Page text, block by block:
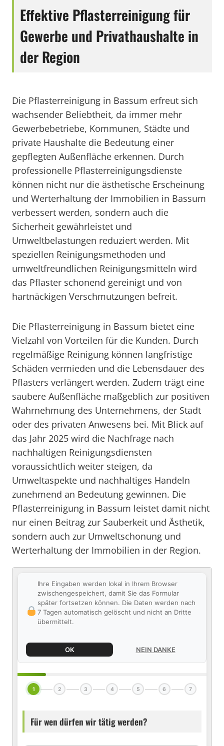
Effektive Pflasterreinigung für
Gewerbe und Privathaushalte in
der Region
Die Pflasterreinigung in Bassum erfreut sich
wachsender Beliebtheit, da immer mehr
Gewerbebetriebe, Kommunen, Städte und
private Haushalte die Bedeutung einer
gepflegten Außenfläche erkennen. Durch
professionelle Pflasterreinigungsdienste
können nicht nur die ästhetische Erscheinung
und Werterhaltung der Immobilien in Bassum
verbessert werden, sondern auch die
Sicherheit gewährleistet und
Umweltbelastungen reduziert werden. Mit
speziellen Reinigungsmethoden und
umweltfreundlichen Reinigungsmitteln wird
das Pflaster schonend gereinigt und von
hartnäckigen Verschmutzungen befreit.
Die Pflasterreinigung in Bassum bietet eine
Vielzahl von Vorteilen für die Kunden. Durch
regelmäßige Reinigung können langfristige
Schäden vermieden und die Lebensdauer des
Pflasters verlängert werden. Zudem trägt eine
saubere Außenfläche maßgeblich zur positiven
Wahrnehmung des Unternehmens, der Stadt
oder des privaten Anwesens bei. Mit Blick auf
das Jahr 2025 wird die Nachfrage nach
nachhaltigen Reinigungsdiensten
voraussichtlich weiter steigen, da
Umweltaspekte und nachhaltiges Handeln
zunehmend an Bedeutung gewinnen. Die
Pflasterreinigung in Bassum leistet damit nicht
nur einen Beitrag zur Sauberkeit und Ästhetik,
sondern auch zur Umweltschonung und
Werterhaltung der Immobilien in der Region.
Ihre Eingaben werden lokal in Ihrem Browser
zwischengespeichert, damit Sie das Formular
später fortsetzen können. Die Daten werden nach
7 Tagen automatisch gelöscht und nicht an Dritte
übermittelt.
OK NEIN DANKE
1 2 3 4 5 6 7
Für wen dürfen wir tätig werden?